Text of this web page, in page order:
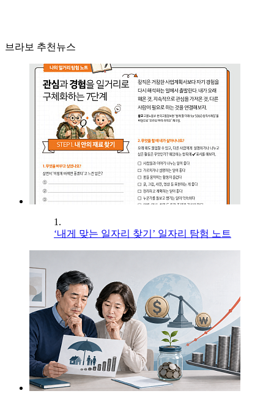
브라보 추천뉴스
1.
‘내게 맞는 일자리 찾기’ 일자리 탐험 노트